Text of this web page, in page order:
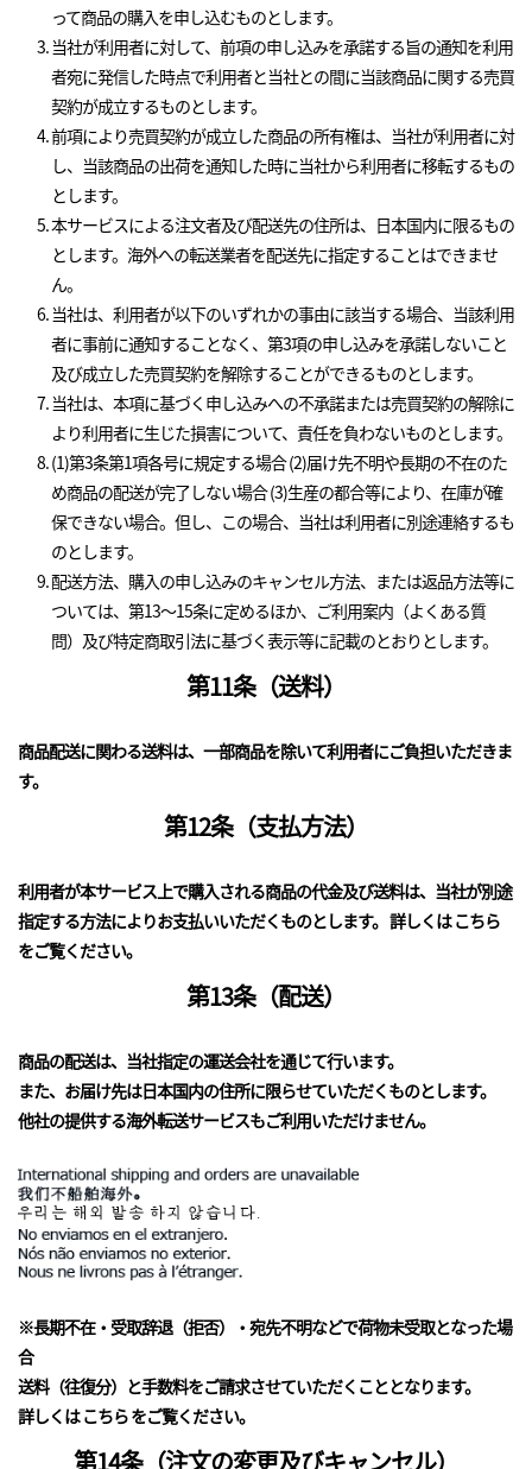
って商品の購入を申し込むものとします。
当社が利用者に対して、前項の申し込みを承諾する旨の通知を利用
者宛に発信した時点で利用者と当社との間に当該商品に関する売買
契約が成立するものとします。
前項により売買契約が成立した商品の所有権は、当社が利用者に対
し、当該商品の出荷を通知した時に当社から利用者に移転するもの
とします。
本サービスによる注文者及び配送先の住所は、日本国内に限るもの
とします。海外への転送業者を配送先に指定することはできませ
ん。
当社は、利用者が以下のいずれかの事由に該当する場合、当該利用
者に事前に通知することなく、第3項の申し込みを承諾しないこと
及び成立した売買契約を解除することができるものとします。
当社は、本項に基づく申し込みへの不承諾または売買契約の解除に
より利用者に生じた損害について、責任を負わないものとします。
(1)第3条第1項各号に規定する場合 (2)届け先不明や長期の不在のた
め商品の配送が完了しない場合 (3)生産の都合等により、在庫が確
保できない場合。但し、この場合、当社は利用者に別途連絡するも
のとします。
配送方法、購入の申し込みのキャンセル方法、または返品方法等に
ついては、第13～15条に定めるほか、ご利用案内（よくある質
問）及び特定商取引法に基づく表示等に記載のとおりとします。
第11条（送料）
商品配送に関わる送料は、一部商品を除いて利用者にご負担いただきま
す。
第12条（支払方法）
利用者が本サービス上で購入される商品の代金及び送料は、当社が別途
指定する方法によりお支払いいただくものとします。 詳しくはこちら
をご覧ください。
第13条（配送）
商品の配送は、当社指定の運送会社を通じて行います。
また、お届け先は日本国内の住所に限らせていただくものとします。
他社の提供する海外転送サービスもご利用いただけません。
※長期不在・受取辞退（拒否）・宛先不明などで荷物未受取となった場
合
送料（往復分）と手数料をご請求させていただくこととなります。
詳しくはこちらをご覧ください。
第14条（注文の変更及びキャンセル）